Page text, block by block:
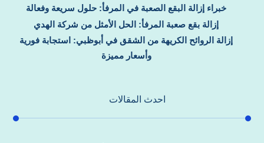
خبراء إزالة البقع الصعبة في المرفأ: حلول سريعة وفعالة
إزالة بقع صعبة المرفأ: الحل الأمثل من شركة الهدي
إزالة الروائح الكريهة من الشقق في أبوظبي: استجابة فورية
وأسعار مميزة
احدث المقالات